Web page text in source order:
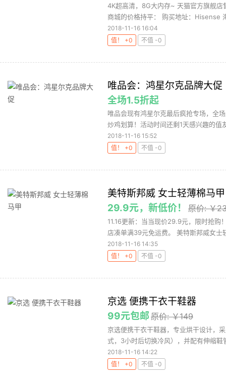
4K超高清，8G大内存~ 天猫官方旗舰
商城的价格持平： 购买地址：Hisense
2018-11-16 16:04
值！ +0
不值 -0
唯品会：鸿星尔克品牌大促
全场1.5折起
唯品会现有鸿星尔克最后疯抢专场，全
炒鸡划算！活动时间还剩1天感兴趣的值
2018-11-16 15:52
值！ +0
不值 -0
美特斯邦威 女士轻薄棉马甲
29.9元，新低价！
原价: ￥
11.16更新：当当现价29.9元，限时抢购
店凑单满39元免运费。 美特斯邦威女士
2018-11-16 14:35
值！ +0
不值 -0
京选 便携干衣干鞋器
99元包邮原价: ￥149
京选便携干衣干鞋器，专业烘干设计，
式，3小时后切换冷风），并配有伸缩
2018-11-16 14:22
值！ +0
不值 -0